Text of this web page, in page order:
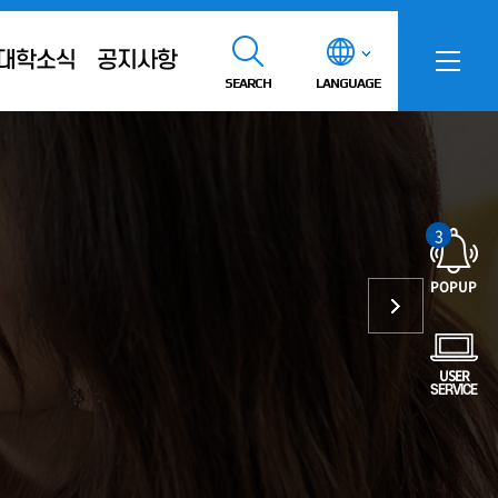
학소식 공지사항
SEARCH LANGUAGE
POPUP
3
USER
SERVICE